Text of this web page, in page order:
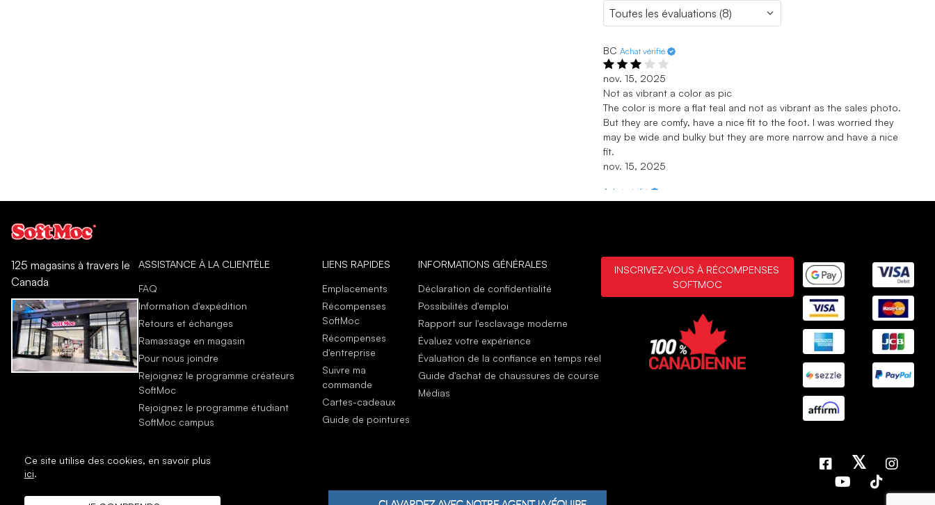
BC Achat vérifié
nov. 15, 2025
Not as vibrant a color as pic
The color is more a flat teal and not as vibrant as the sales photo.
But they are comfy, have a nice fit to the foot. I was worried they
may be wide and bulky but they are more narrow and have a nice
fit.
nov. 15, 2025
Achat vérifié
Very cute snickers
These sneakers are really cute and comfortable to wear. Perfect for
the Canadian summer — as long as it’s not too rainy ?? I usually
wear a size 9, but sometimes an 8.5 depending on the style. I got
the size 9, and they fit well enough to stay comfy
Ce site utilise des cookies, en savoir plus
ici.
125 magasins à travers le
Canada
ASSISTANCE À LA CLIENTÈLE
FAQ
Information d'expédition
Retours et échanges
Ramassage en magasin
Pour nous joindre
Rejoignez le programme créateurs
SoftMoc
Rejoignez le programme étudiant
SoftMoc campus
LIENS RAPIDES
Emplacements
Récompenses
SoftMoc
Récompenses
d'entreprise
Suivre ma
commande
Cartes-cadeaux
Guide de pointures
INFORMATIONS GÉNÉRALES
Déclaration de confidentialité
Possibilités d'emploi
Rapport sur l'esclavage moderne
Évaluez votre expérience
Évaluation de la confiance en temps réel
Guide d'achat de chaussures de course
Médias
INSCRIVEZ-VOUS À RÉCOMPENSES
SOFTMOC
𝕏